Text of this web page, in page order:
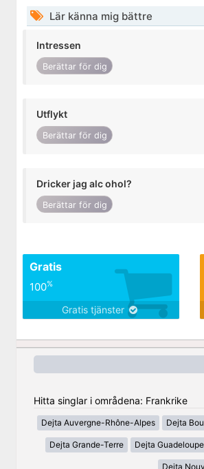
Lär känna mig bättre
Intressen
Berättar för dig
Utflykt
Berättar för dig
Dricker jag alc ohol?
Berättar för dig
Gratis
100%
Gratis tjänster
Hitta singlar i områdena: Frankrike
Dejta Auvergne-Rhône-Alpes Dejta
Dejta Grande-Terre Dejta Guadeloupe
Dejta